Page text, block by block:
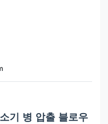
기 병 압출 블로우